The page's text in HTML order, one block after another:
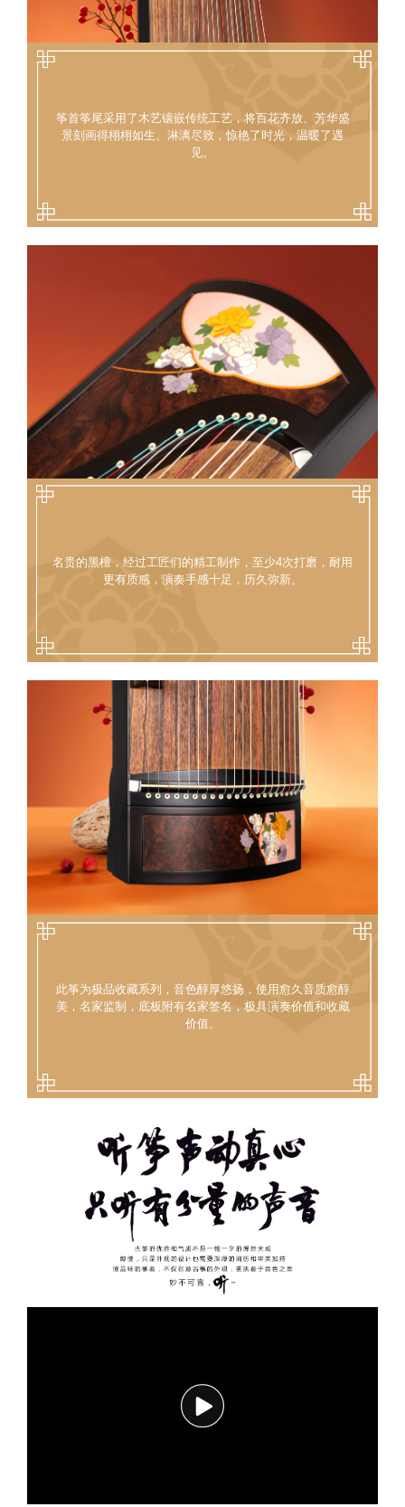
筝首筝尾采用了木艺镶嵌传统工艺，将百花齐放、芳华盛
景刻画得栩栩如生、淋漓尽致，惊艳了时光，温暖了遇
见。
名贵的黑檀，经过工匠们的精工制作，至少4次打磨，耐用
更有质感，演奏手感十足，历久弥新。
此筝为极品收藏系列，音色醇厚悠扬，使用愈久音质愈醇
美，名家监制，底板附有名家签名，极具演奏价值和收藏
价值。
播
放